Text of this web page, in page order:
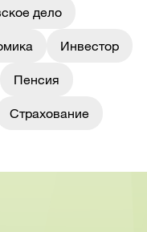
дело
Инвестор
Пенсия
Страхование